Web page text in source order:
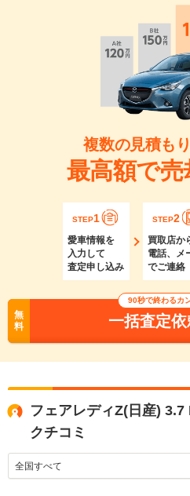
複数の見積も
最高額で
STEP1
愛車情報を
入力して
査定申し込み
STEP2
買取店か
電話、メ
でご連絡
無
料
90秒で終わるカ
一括査定
フェアレディZ(日産)
クチコミ